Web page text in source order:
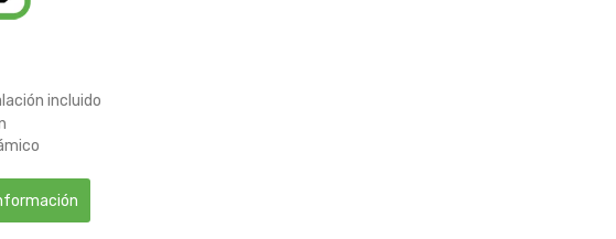
incluido